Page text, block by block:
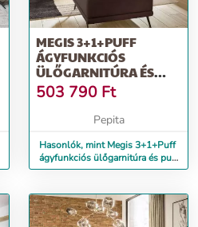
MEGIS 3+1+PUFF
ÁGYFUNKCIÓS
ÜLŐGARNITÚRA ÉS
PUFF SÖTÉTBARNA
503 790 Ft
Pepita
Hasonlók, mint Megis 3+1+Puff
ágyfunkciós ülőgarnitúra és puff
sötétbarna